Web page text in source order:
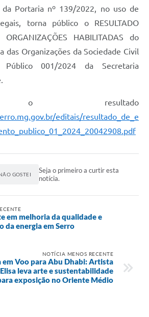
MROSC
da Portaria nº 139/2022, no uso de
torna público o RESULTADO
ORGANIZAÇÕES HABILITADAS do
das Organizações da Sociedade Civil
Público 001/2024 da Secretaria
o resultado
editais/resultado_de_e
GOSTEI
Seja o primeiro a curtir esta
notícia.
em melhoria da qualidade e
da energia em Serro
NOTÍCIA MENOS RECENTE
em Voo para Abu Dhabi: Artista
leva arte e sustentabilidade
exposição no Oriente Médio